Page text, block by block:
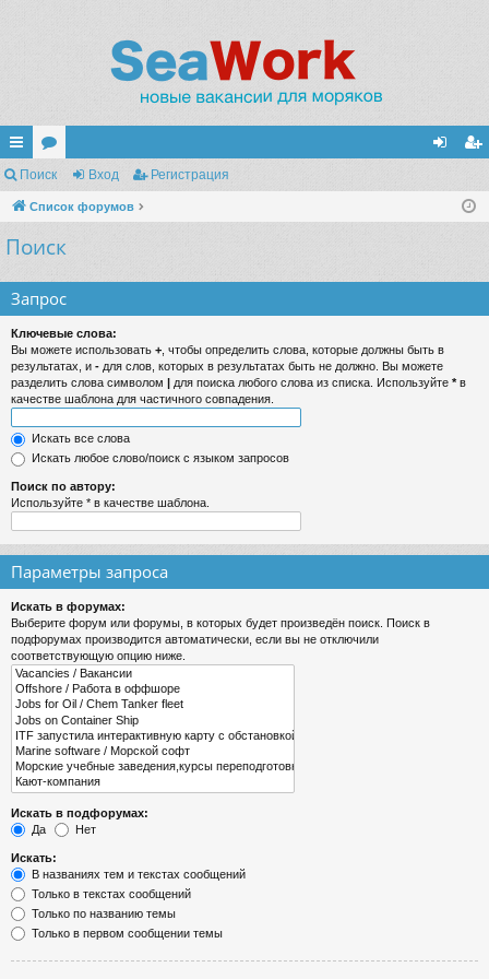
с
ы
лк
ор
ум
ы
ис
Поиск Вход Регистрация
Список форумов
Поиск
Запрос
Ключевые слова:
Вы можете использовать + , чтобы определить слова, которые должны быть в
результатах, и - для слов, которых в результатах быть не должно. Вы можете
разделить слова символом | для поиска любого слова из списка. Используйте *в
качестве шаблона для частичного совпадения.
Искать все слова
Искать любое слово/поиск с языком запросов
Поиск по автору:
Используйте * в качестве шаблона.
Параметры запроса
Искать в форумах:
Выберите форум или форумы, в которых будет произведён поиск. Поиск в
подфорумах производится автоматически, если вы не отключили
соответствующую опцию ниже.
Искать в подфорумах:
Да
Нет
Искать:
В названиях тем и текстах сообщений
Только в текстах сообщений
Только по названию темы
Только в первом сообщении темы